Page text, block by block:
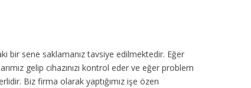
bir sene saklamanız tavsiye edilmektedir. Eğer
gelip cihazınızı kontrol eder ve eğer problem
Biz firma olarak yaptığımız işe özen